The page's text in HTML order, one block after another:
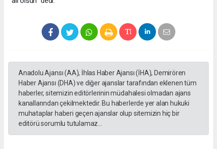
Anadolu Ajansı (AA), İhlas Haber Ajansı (İHA), Demirören
Haber Ajansı (DHA) ve diğer ajanslar tarafından eklenen tüm
haberler, sitemizin editörlerinin müdahalesi olmadan ajans
kanallarından çekilmektedir. Bu haberlerde yer alan hukuki
muhataplar haberi geçen ajanslar olup sitemizin hiç bir
editörü sorumlu tutulamaz...